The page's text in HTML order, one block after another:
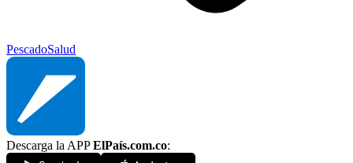
PescadoSalud
Descarga la APPElPaís.com.co: